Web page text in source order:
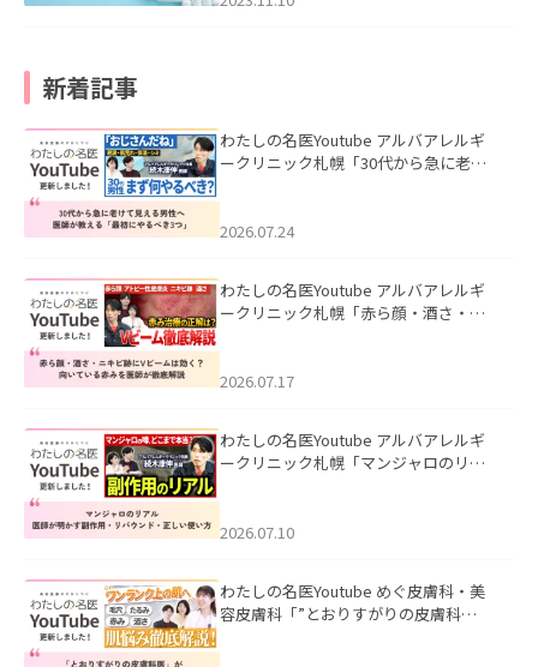
新着記事
わたしの名医Youtube アルバアレルギ
ークリニック札幌「30代から急に老け
た。
2026.07.24
わたしの名医Youtube アルバアレルギ
ークリニック札幌「赤ら顔・酒さ・ニ
した。
2026.07.17
わたしの名医Youtube アルバアレルギ
ークリニック札幌「マンジャロのリア
た。
2026.07.10
わたしの名医Youtube めぐ皮膚科・美
容皮膚科「”とおりすがりの皮膚科